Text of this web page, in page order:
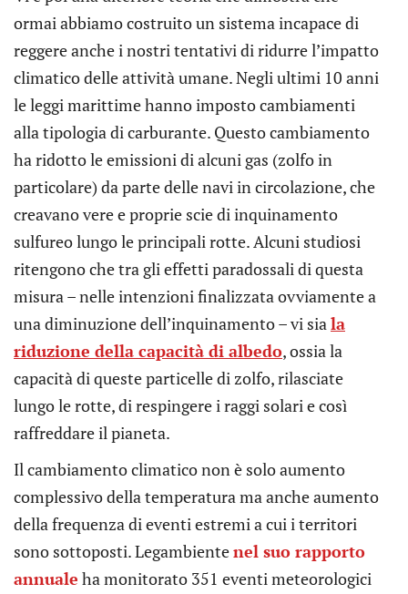
ormai abbiamo costruito un sistema incapace di
reggere anche i nostri tentativi di ridurre l’impatto
climatico delle attività umane. Negli ultimi 10 anni
le leggi marittime hanno imposto cambiamenti
alla tipologia di carburante. Questo cambiamento
ha ridotto le emissioni di alcuni gas (zolfo in
particolare) da parte delle navi in circolazione, che
creavano vere e proprie scie di inquinamento
sulfureo lungo le principali rotte. Alcuni studiosi
ritengono che tra gli effetti paradossali di questa
misura – nelle intenzioni finalizzata ovviamente a
una diminuzione dell’inquinamento ­– vi siala
riduzione della capacità di albedo, ossia la
capacità di queste particelle di zolfo, rilasciate
lungo le rotte, di respingere i raggi solari e così
raffreddare il pianeta.
Il cambiamento climatico non è solo aumento
complessivo della temperatura ma anche aumento
della frequenza di eventi estremi a cui i territori
sono sottoposti. Legambientenel suo rapporto
annuale ha monitorato 351 eventi meteorologici